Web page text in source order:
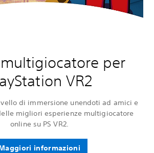
per
VR2
di immersione unendoti ad amici e
migliori esperienze multigiocatore
online su PS VR2.
informazioni